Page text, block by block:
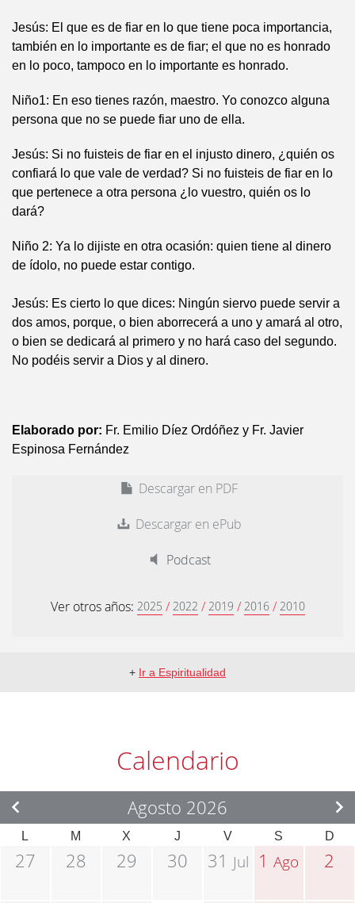
Jesús: El que es de fiar en lo que tiene poca importancia,
también en lo importante es de fiar; el que no es honrado
en lo poco, tampoco en lo importante es honrado.
Niño1: En eso tienes razón, maestro. Yo conozco alguna
persona que no se puede fiar uno de ella.
Jesús: Si no fuisteis de fiar en el injusto dinero, ¿quién os
confiará lo que vale de verdad? Si no fuisteis de fiar en lo
que pertenece a otra persona ¿lo vuestro, quién os lo
dará?
Niño 2: Ya lo dijiste en otra ocasión: quien tiene al dinero
de ídolo, no puede estar contigo.
Jesús: Es cierto lo que dices: Ningún siervo puede servir a
dos amos, porque, o bien aborrecerá a uno y amará al otro,
o bien se dedicará al primero y no hará caso del segundo.
No podéis servir a Dios y al dinero.
Elaborado por: Fr. Emilio Díez Ordóñez y Fr. Javier
Espinosa Fernández
Descargar en PDF
Descargar en ePub
Podcast
Ver otros años: 2025 / 2022 / 2019 / 2016 / 2010
+ Ir a Espiritualidad
Calendario
Agosto 2026
L M X J V S D
27 28 29 30 31 Jul 1Ago 2